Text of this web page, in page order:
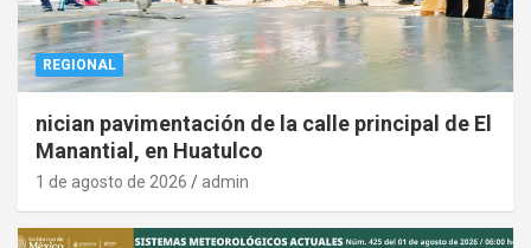
REGIONAL
nician pavimentación de la calle principal de El
Manantial, en Huatulco
1 de agosto de 2026 admin